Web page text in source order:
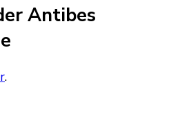
Antibes
.